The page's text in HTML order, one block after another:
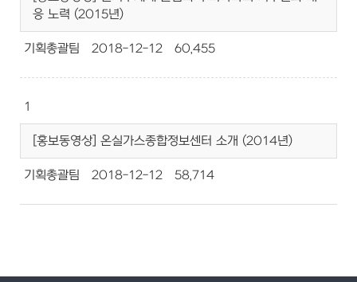
응 노력 (2015년)
기획총괄팀 2018-12-12 60,455
1
[홍보동영상] 온실가스종합정보센터 소개 (2014년)
기획총괄팀 2018-12-12 58,714